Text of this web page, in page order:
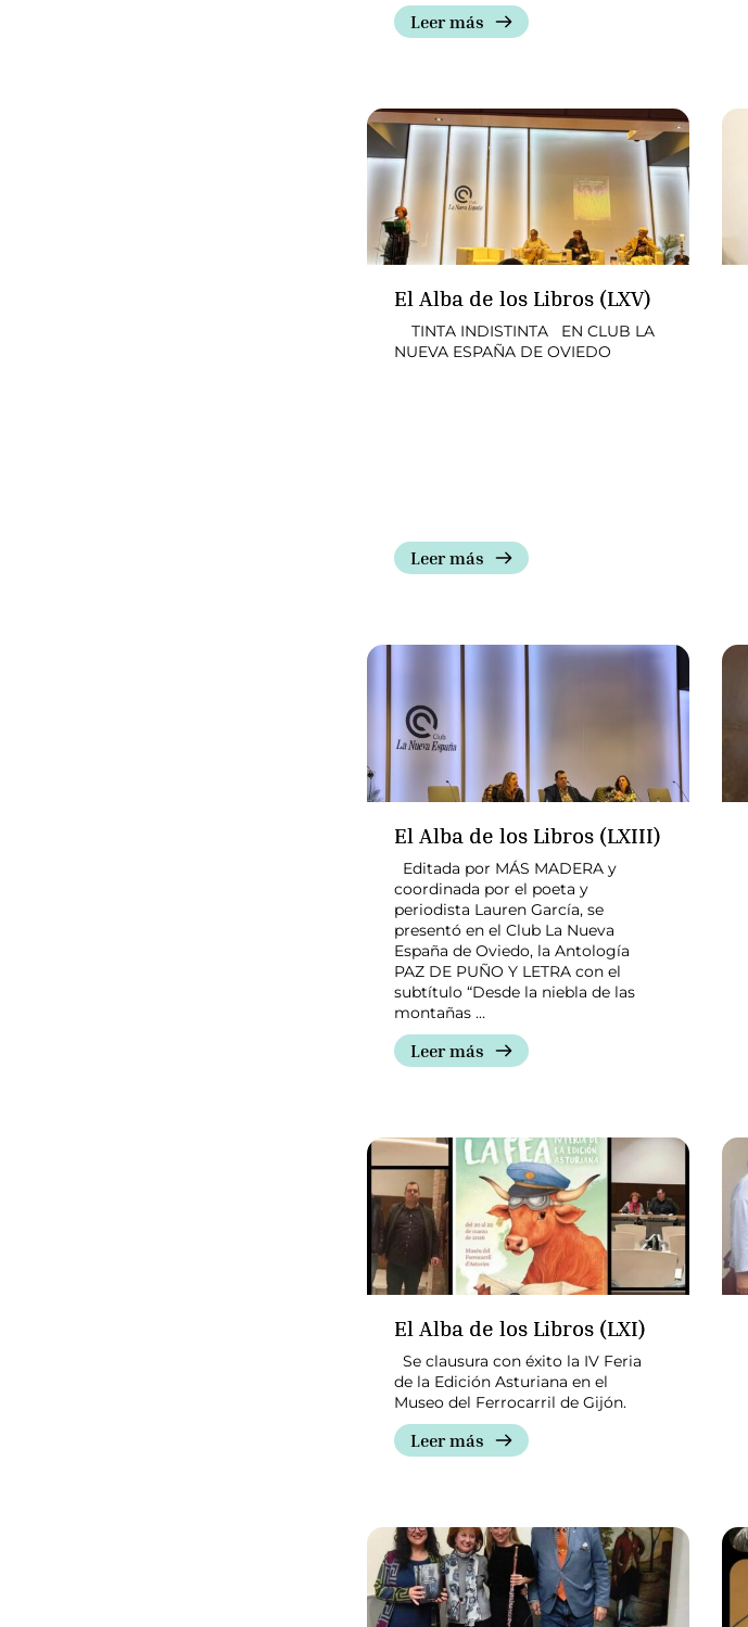
Leer más
El Alba de los Libros (LXV)
TINTA INDISTINTA EN CLUB LA
NUEVA ESPAÑA DE OVIEDO
Leer más
El Alba de los Libros (LXIII)
Editada por MÁS MADERA y
coordinada por el poeta y
periodista Lauren García, se
presentó en el Club La Nueva
España de Oviedo, la Antología
PAZ DE PUÑO Y LETRA con el
subtítulo “Desde la niebla de las
montañas …
Leer más
El Alba de los Libros (LXI)
Se clausura con éxito la IV Feria
de la Edición Asturiana en el
Museo del Ferrocarril de Gijón.
Leer más